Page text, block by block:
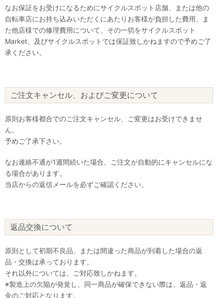
なお保証をお受けになるためにサイクルスポット店舗、または他の
自転車店にお持ち込みいただくにあたりお客様が負担した費用、ま
た他店様での修理費用について、その一切をサイクルスポット
Market、及びサイクルスポットでは保証致しかねますので予めご了
承ください。
ご注文キャンセル、およびご変更について
原則お客様都合でのご注文キャンセル、ご変更はお受けできませ
ん。
予めご了承下さい。
なお連絡不通が1週間続いた場合、ご注文が自動的にキャンセルにな
る場合があります。
当店からの返信メールを必ずご確認ください。
返品交換について
原則として初期不良品、または間違った商品が到着した場合の返
品・交換は承っております。
それ以外については、ご対応致しかねます。
※製造上の欠陥が発覚し、同一商品が確保できない際は、返品・返
金のご対応となります。